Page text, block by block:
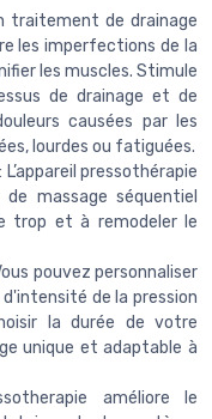
traitement de drainage
les imperfections de la
les muscles. Stimule
de drainage et de
causées par les
lourdes ou fatiguées.
L’appareil pressothérapie
massage séquentiel
trop et à remodeler le
pouvez personnaliser
de la pression
la durée de votre
unique et adaptable à
améliore le